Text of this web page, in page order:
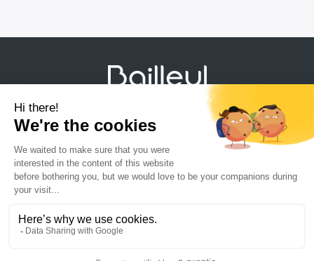
Právne informácie
Zásady ochrany súkromia a ochrany údajov
Mapa stránky
Uzatvorenie partnerstva
Kariéra